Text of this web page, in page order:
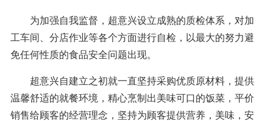
为加强自我监督，超意兴设立成熟的质检体系，对加
工车间、分店作业等各个方面进行自检，以最大的努力避
免任何性质的食品安全问题出现。
超意兴自建立之初就一直坚持采购优质原材料，提供
温馨舒适的就餐环境，精心烹制出美味可口的饭菜，平价
销售给顾客的经营理念，坚持为顾客提供营养，美味，安